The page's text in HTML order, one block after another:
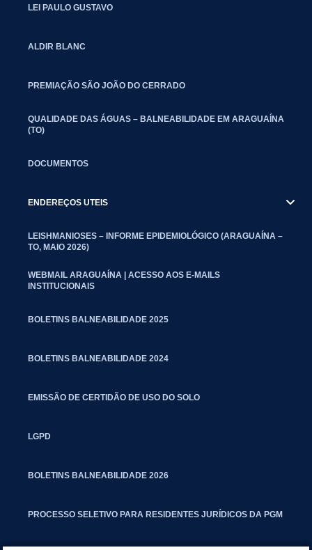
LEI PAULO GUSTAVO
ALDIR BLANC
PREMIAÇÃO SÃO JOÃO DO CERRADO
QUALIDADE DAS ÁGUAS – BALNEABILIDADE EM ARAGUAÍNA
(TO)
DOCUMENTOS
ENDEREÇOS UTEIS
LEISHMANIOSES – INFORME EPIDEMIOLÓGICO (ARAGUAÍNA –
TO, MAIO 2026)
WEBMAIL ARAGUAÍNA | ACESSO AOS E-MAILS
INSTITUCIONAIS
BOLETINS BALNEABILIDADE 2025
BOLETINS BALNEABILIDADE 2024
EMISSÃO DE CERTIDÃO DE USO DO SOLO
LGPD
BOLETINS BALNEABILIDADE 2026
PROCESSO SELETIVO PARA RESIDENTES JURÍDICOS DA PGM